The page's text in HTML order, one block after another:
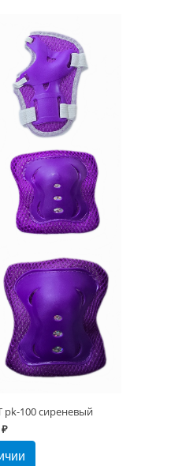
pk-100 сиреневый